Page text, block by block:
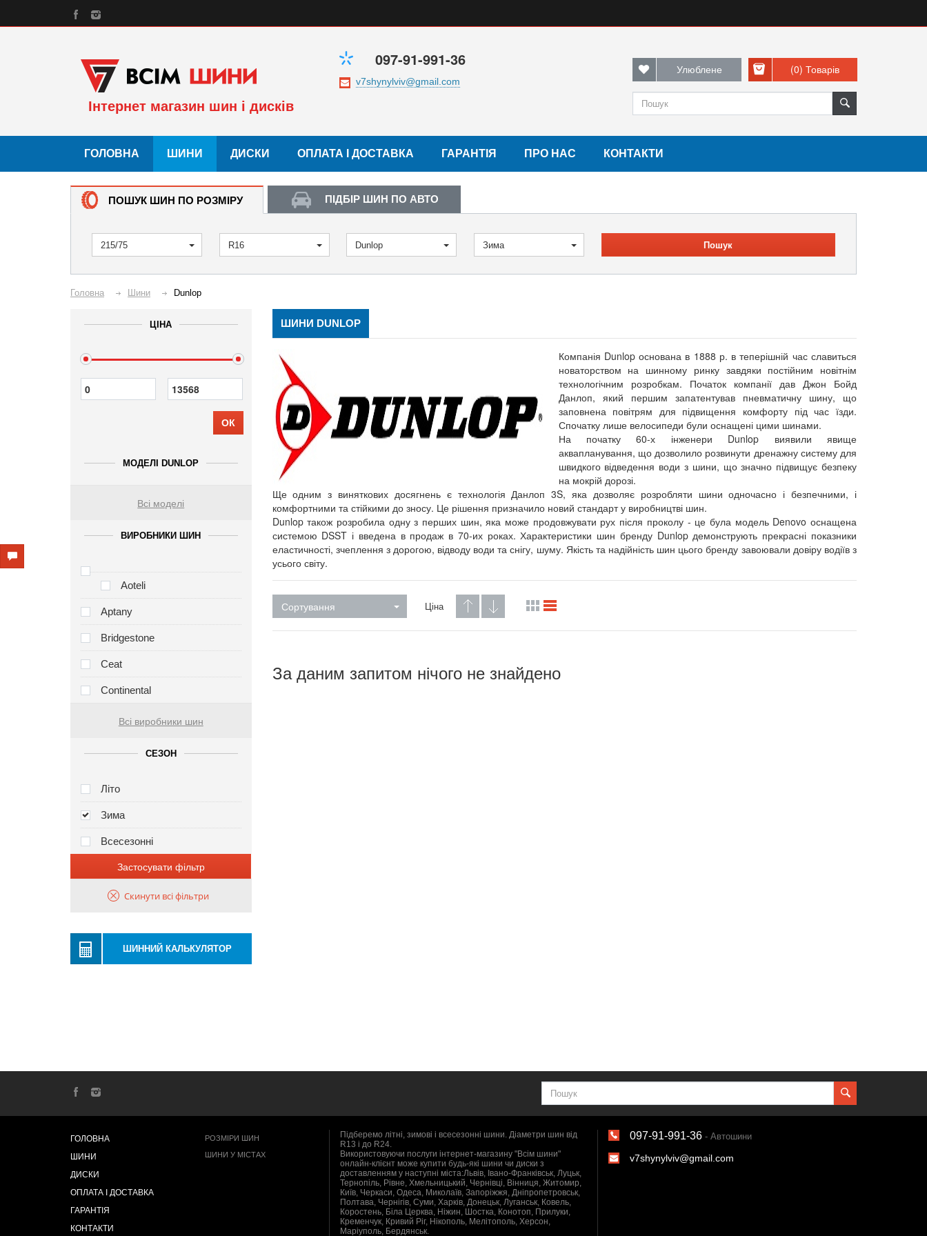
Інтернет магазин шин і дисків
097-91-991-36 Улюблене (0) Товарів
ГОЛОВНА ШИНИ ДИСКИ ОПЛАТА І ДОСТАВКА ГАРАНТІЯ ПРО НАС КОНТАКТИ
ПОШУК ШИН ПО РОЗМІРУ ПІДБІР ШИН ПО АВТО
215/75 R16 Dunlop Зима Пошук
Головна Шини Dunlop
ЦІНА
ОК
МОДЕЛІ DUNLOP
Всі моделі
ВИРОБНИКИ ШИН
Aoteli
Aptany
Bridgestone
Ceat
Continental
Всі виробники шин
СЕЗОН
Літо
Зима
Всесезонні
Застосувати фільтр
Скинути всі фільтри
ШИННИЙ КАЛЬКУЛЯТОР
ШИНИ DUNLOP
Компанія Dunlop основана в 1888 р. в теперішній час славиться
новаторством на шинному ринку завдяки постійним новітнім
технологічним розробкам. Початок компанії дав Джон Бойд
Данлоп, який першим запатентував пневматичну шину, що
заповнена повітрям для підвищення комфорту під час їзди.
Спочатку лише велосипеди були оснащені цими шинами.
На початку 60-х інженери Dunlop виявили явище
аквапланування, що дозволило розвинути дренажну систему для
швидкого відведення води з шини, що значно підвищує безпеку
на мокрій дорозі.
Ще одним з виняткових досягнень є технологія Данлоп 3S, яка дозволяє розробляти шини одночасно і безпечними, і
комфортними та стійкими до зносу. Це рішення призначило новий стандарт у виробництві шин.
Dunlop також розробила одну з перших шин, яка може продовжувати рух після проколу - це була модель Denovo оснащена
системою DSST і введена в продаж в 70-их роках. Характеристики шин бренду Dunlop демонструють прекрасні показники
еластичності, зчеплення з дорогою, відводу води та снігу, шуму. Якість та надійність шин цього бренду завоювали довіру водіїв з
усього світу.
Сортування Ціна
За даним запитом нічого не знайдено
ГОЛОВНА
ШИНИ
ДИСКИ
ОПЛАТА І ДОСТАВКА
ГАРАНТІЯ
КОНТАКТИ
РОЗМІРИ ШИН
ШИНИ У МІСТАХ
Підберемо літні, зимові і всесезонні шини. Діаметри шин від
R13 і до R24.
Використовуючи послуги інтернет-магазину "Всім шини"
онлайн-клієнт може купити будь-які шини чи диски з
доставленням у наступні міста:Львів, Івано-Франківськ, Луцьк,
Тернопіль, Рівне, Хмельницький, Чернівці, Вінниця, Житомир,
Київ, Черкаси, Одеса, Миколаїв, Запоріжжя, Дніпропетровськ,
Полтава, Чернігів, Суми, Харків, Донецьк, Луганськ, Ковель,
Коростень, Біла Церква, Ніжин, Шостка, Конотоп, Прилуки,
Кременчук, Кривий Ріг, Нікополь, Мелітополь, Херсон,
Маріуполь, Бердянськ.
097-91-991-36 - Автошини